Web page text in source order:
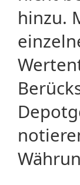
hinzu.